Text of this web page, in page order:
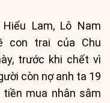
Lam, Lô Nam
con trai của Chu
trước khi chết vì
còn nợ anh ta 19
mua nhân sâm